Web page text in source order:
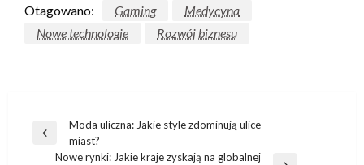
Otagowano: Gaming
Medycyna
Nowe technologie
Rozwój biznesu
Nawigacja
wpisu
Poprzedni
Moda uliczna: Jakie style zdominują ulice
miast?
Nowe rynki: Jakie kraje zyskają na globalnej